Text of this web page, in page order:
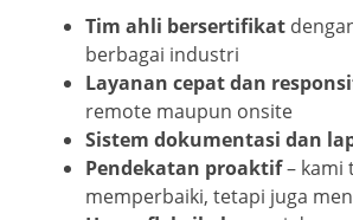
Tim ahli bersertifikat
berbagai industri
Layanan cepat dan
remote maupun onsite
Sistem dokumentasi dan
Pendekatan proaktif– kami
memperbaiki, tetapi juga